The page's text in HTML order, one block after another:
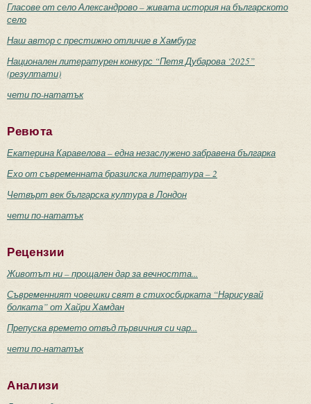
Гласове от село Александрово – живата история на българското
село
Наш автор с престижно отличие в Хамбург
Национален литературен конкурс “Петя Дубарова ‘2025”
(резултати)
чети по-нататък
Ревюта
Екатерина Каравелова – една незаслужено забравена българка
Ехо от съвременната бразилска литература – 2
Четвърт век българска култура в Лондон
чети по-нататък
Рецензии
Животът ни – прощален дар за вечността...
Съвременният човешки свят в стихосбирката “Нарисувай
болката” от Хайри Хамдан
Препуска времето отвъд първичния си чар...
чети по-нататък
Анализи